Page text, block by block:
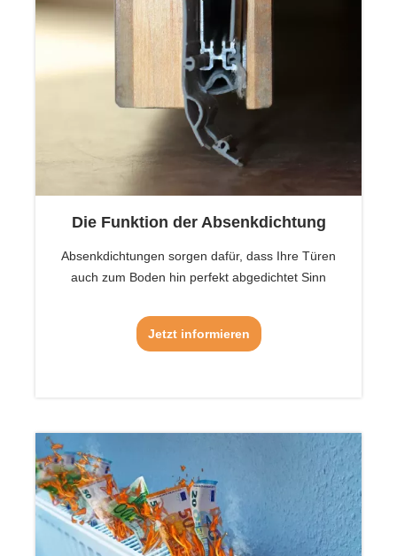
Die Funktion der Absenkdichtung
Absenkdichtungen sorgen dafür, dass Ihre Türen
auch zum Boden hin perfekt abgedichtet Sinn
Jetzt informieren